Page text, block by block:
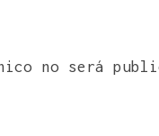
no será